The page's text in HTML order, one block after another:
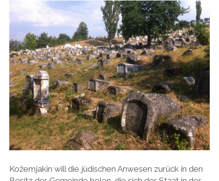
Kožemjakin will die jüdischen Anwesen zurück in den